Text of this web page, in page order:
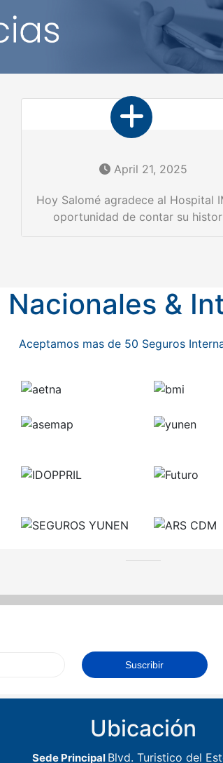
April 21, 2025
Hoy Salomé agradece al Hospital
oportunidad de contar su
Nacionales &
Aceptamos mas de 50 Seguros
Ubicación
Sede Principal Blvd. Turistico del